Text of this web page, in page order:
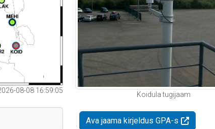
08-08 16:59:05
Koidula tugijaam
Ava jaama kirjeldus GPA-s